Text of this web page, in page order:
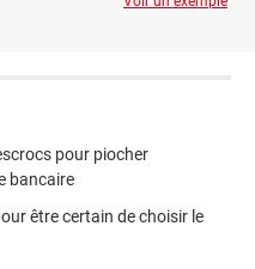
pour piocher
bancaire
être certain de choisir le